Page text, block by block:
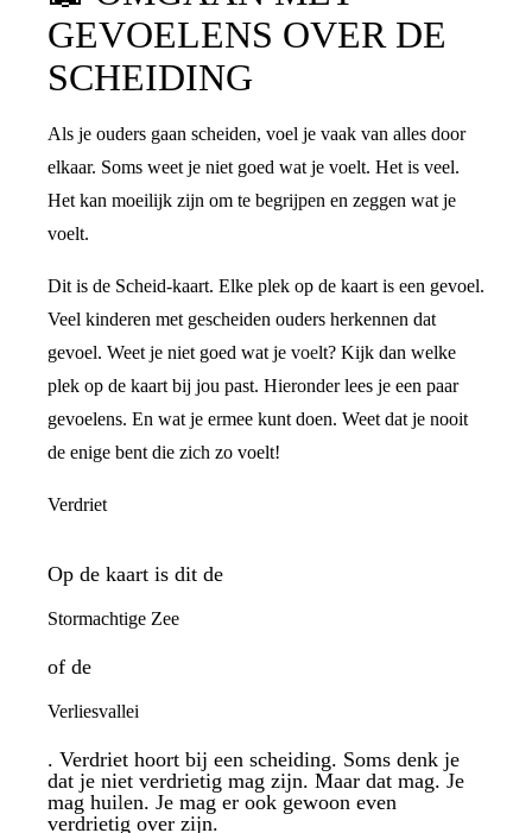
GEVOELENS OVER DE
SCHEIDING
Als je ouders gaan scheiden, voel je vaak van alles door
elkaar. Soms weet je niet goed wat je voelt. Het is veel.
Het kan moeilijk zijn om te begrijpen en zeggen wat je
voelt.
Dit is de Scheid-kaart. Elke plek op de kaart is een gevoel.
Veel kinderen met gescheiden ouders herkennen dat
gevoel. Weet je niet goed wat je voelt? Kijk dan welke
plek op de kaart bij jou past. Hieronder lees je een paar
gevoelens. En wat je ermee kunt doen. Weet dat je nooit
de enige bent die zich zo voelt!
Verdriet
Op de kaart is dit de
Stormachtige Zee
of de
Verliesvallei
. Verdriet hoort bij een scheiding. Soms denk je
dat je niet verdrietig mag zijn. Maar dat mag. Je
mag huilen. Je mag er ook gewoon even
verdrietig over zijn.